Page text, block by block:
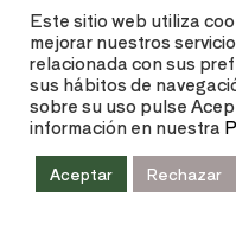
Este sitio web utiliza
mejorar nuestros
relacionada con sus
sus hábitos de
sobre su uso pulse
información en nuestra
Aceptar Rechazar